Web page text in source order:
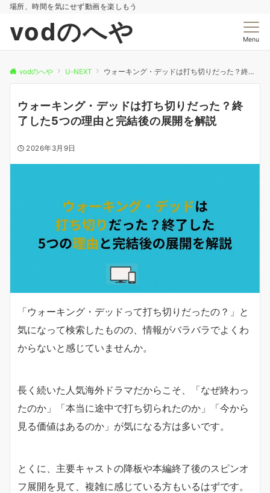
場所、時間を気にせず動画を楽しもう
vodのへや Menu
vodのへや U-NEXT ウォーキング・デッドは打ち切りだった？終了した5つの理由と完結後の展開を解説
ウォーキング・デッドは打ち切りだった？終
了した5つの理由と完結後の展開を解説
2026年3月9日
「ウォーキング・デッドって打ち切りだったの？」と
気になって検索したものの、情報がバラバラでよくわ
からないと感じていませんか。
長く続いた人気海外ドラマだからこそ、「なぜ終わっ
たのか」「本当に途中で打ち切られたのか」「今から
見る価値はあるのか」が気になる方は多いです。
とくに、主要キャストの降板や本編終了後のスピンオ
フ展開を見て、複雑に感じている方もいるはずです。